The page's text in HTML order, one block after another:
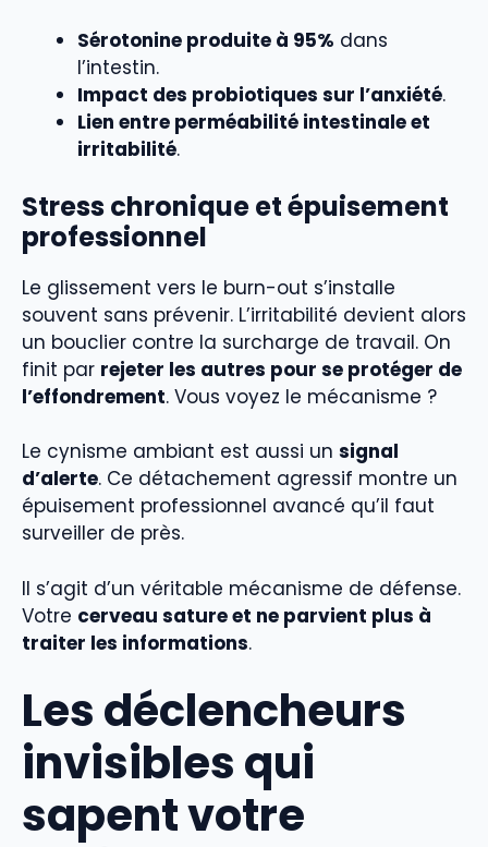
Sérotonine produite à 95% dans
l’intestin.
Impact des probiotiques sur l’anxiété.
Lien entre perméabilité intestinale et
irritabilité.
Stress chronique et épuisement
professionnel
Le glissement vers le burn-out s’installe
souvent sans prévenir. L’irritabilité devient alors
un bouclier contre la surcharge de travail. On
finit par rejeter les autres pour se protéger de
l’effondrement. Vous voyez le mécanisme ?
Le cynisme ambiant est aussi un signal
d’alerte. Ce détachement agressif montre un
épuisement professionnel avancé qu’il faut
surveiller de près.
Il s’agit d’un véritable mécanisme de défense.
Votre cerveau sature et ne parvient plus à
traiter les informations.
Les déclencheurs
invisibles qui
sapent votre